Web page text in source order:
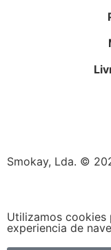
Smokay, Lda. ©
Utilizamos cookies
experiencia de